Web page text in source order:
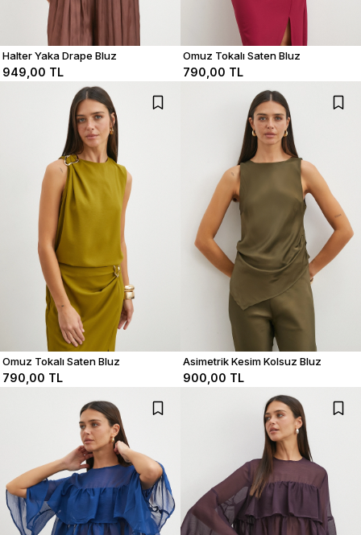
Halter Yaka Drape Bluz
949,00 TL
Omuz Tokalı Saten Bluz
790,00 TL
Omuz Tokalı Saten Bluz
790,00 TL
Asimetrik Kesim Kolsuz Bluz
900,00 TL